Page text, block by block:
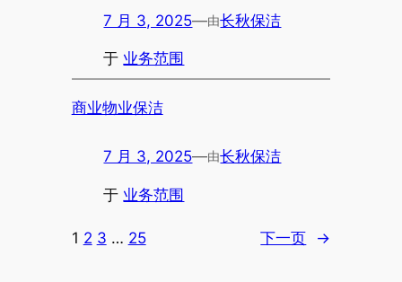
7 月 3, 2025—由长秋保洁
于 业务范围
商业物业保洁
7 月 3, 2025—由长秋保洁
于 业务范围
1 2 3 … 25 下一页 →